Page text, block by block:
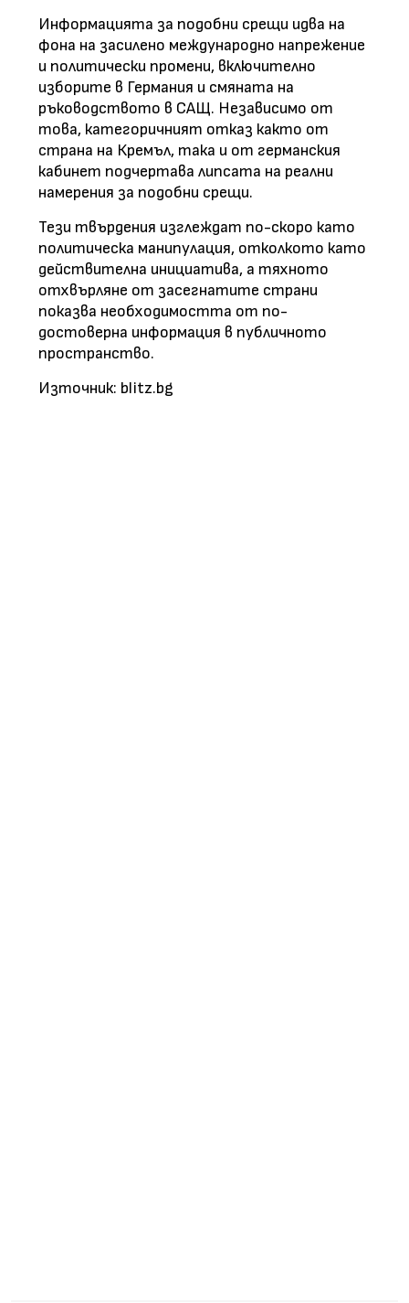
Информацията за подобни срещи идва на
фона на засилено международно напрежение
и политически промени, включително
изборите в Германия и смяната на
ръководството в САЩ. Независимо от
това, категоричният отказ както от
страна на Кремъл, така и от германския
кабинет подчертава липсата на реални
намерения за подобни срещи.
Тези твърдения изглеждат по-скоро като
политическа манипулация, отколкото като
действителна инициатива, а тяхното
отхвърляне от засегнатите страни
показва необходимостта от по-
достоверна информация в публичното
пространство.
Източник: blitz.bg